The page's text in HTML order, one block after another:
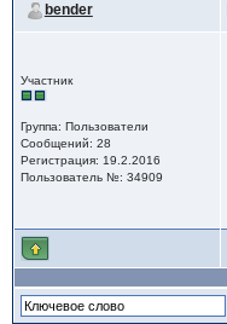
bender
Участник
Группа: Пользователи
Сообщений: 28
Регистрация: 19.2.2016
Пользователь №: 34909